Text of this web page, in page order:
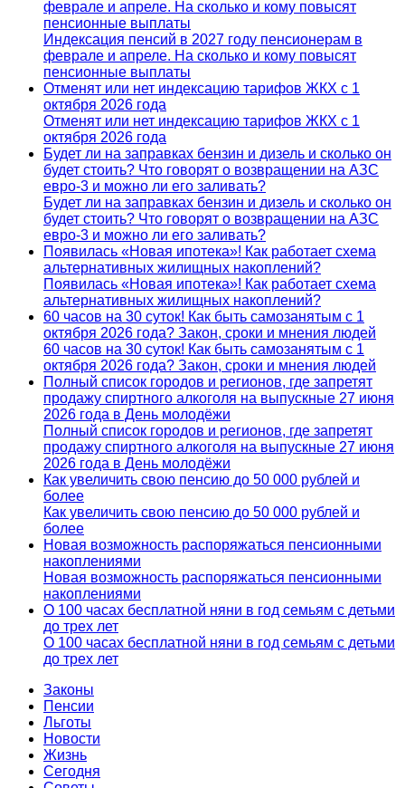
феврале и апреле. На сколько и кому повысят
пенсионные выплаты
Индексация пенсий в 2027 году пенсионерам в
феврале и апреле. На сколько и кому повысят
пенсионные выплаты
Отменят или нет индексацию тарифов ЖКХ с 1
октября 2026 года
Отменят или нет индексацию тарифов ЖКХ с 1
октября 2026 года
Будет ли на заправках бензин и дизель и сколько он
будет стоить? Что говорят о возвращении на АЗС
евро-3 и можно ли его заливать?
Будет ли на заправках бензин и дизель и сколько он
будет стоить? Что говорят о возвращении на АЗС
евро-3 и можно ли его заливать?
Появилась «Новая ипотека»! Как работает схема
альтернативных жилищных накоплений?
Появилась «Новая ипотека»! Как работает схема
альтернативных жилищных накоплений?
60 часов на 30 суток! Как быть самозанятым с 1
октября 2026 года? Закон, сроки и мнения людей
60 часов на 30 суток! Как быть самозанятым с 1
октября 2026 года? Закон, сроки и мнения людей
Полный список городов и регионов, где запретят
продажу спиртного алкоголя на выпускные 27 июня
2026 года в День молодёжи
Полный список городов и регионов, где запретят
продажу спиртного алкоголя на выпускные 27 июня
2026 года в День молодёжи
Как увеличить свою пенсию до 50 000 рублей и
более
Как увеличить свою пенсию до 50 000 рублей и
более
Новая возможность распоряжаться пенсионными
накоплениями
Новая возможность распоряжаться пенсионными
накоплениями
О 100 часах бесплатной няни в год семьям с детьми
до трех лет
О 100 часах бесплатной няни в год семьям с детьми
до трех лет
Законы
Пенсии
Льготы
Новости
Жизнь
Сегодня